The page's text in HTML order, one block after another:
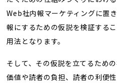
Web社内報マーケティングに置
報にするための仮説を検証する
用法となります。
そして、その仮説を立てるため
価値や読者の負担、読者の利便